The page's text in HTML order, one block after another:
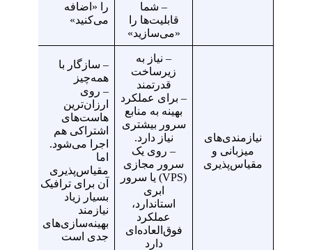
– شما
قابلیت‌ها را
«می‌سازید»
را «اضافه
می‌کنید»
نیازمندی‌های
میزبانی و
مقیاس‌پذیری
– نیاز به
زیرساخت
قدرتمند
– برای عملکرد
بهینه به منابع
سرور بیشتری
نیاز دارد.
– روی یک
سرور مجازی
(VPS) یا سرور
ابری
استاندارد،
عملکرد
فوق‌العاده‌ای
دارد
– سازگار با
همه‌چیز
– روی
ارزان‌ترین
هاست‌های
اشتراکی هم
اجرا می‌شود.
اما
مقیاس‌پذیری
آن برای ترافیک
بسیار زیاد
نیازمند
بهینه‌سازی‌های
جدی است